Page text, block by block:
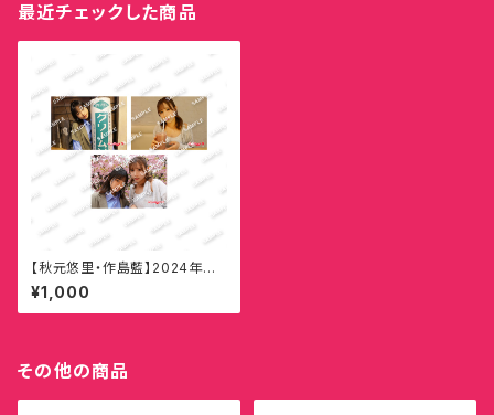
最近チェックした商品
【秋元悠里・作島藍】2024年生
誕ブロマイド
¥1,000
その他の商品